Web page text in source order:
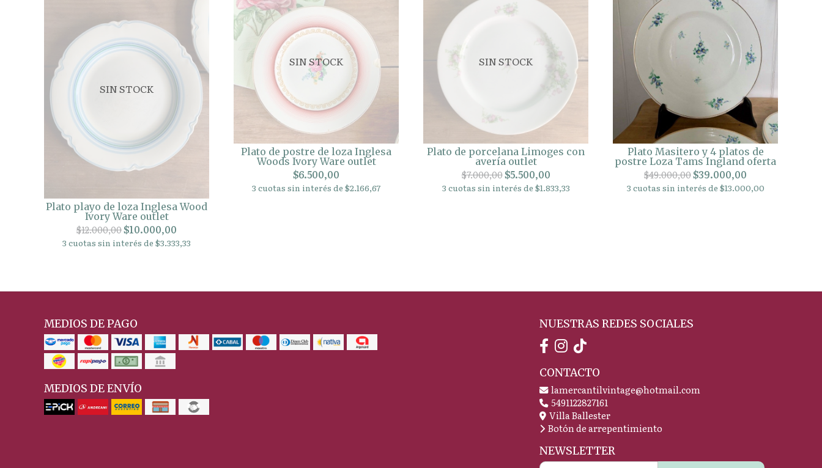
SIN STOCK
Plato playo de loza Inglesa Wood
Ivory Ware outlet
$12.000,00$10.000,00
3 cuotas sin interés de $3.333,33
SIN STOCK
Plato de postre de loza Inglesa
Woods Ivory Ware outlet
$6.500,00
3 cuotas sin interés de $2.166,67
SIN STOCK
Plato de porcelana Limoges con
avería outlet
$7.000,00$5.500,00
3 cuotas sin interés de $1.833,33
Plato Masitero y 4 platos de
postre Loza Tams Ingland oferta
$49.000,00$39.000,00
3 cuotas sin interés de $13.000,00
MEDIOS DE PAGO
MEDIOS DE ENVÍO
NUESTRAS REDES SOCIALES
CONTACTO
lamercantilvintage@hotmail.com
5491122827161
Villa Ballester
Botón de arrepentimiento
NEWSLETTER